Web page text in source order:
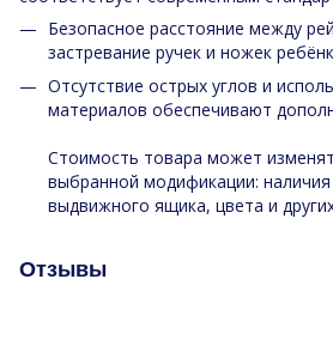
Безопасное расстояние между
застревание ручек и ножек
Отсутствие острых углов и
материалов обеспечивают
Стоимость товара может
выбранной модификации:
выдвижного ящика, цвета и
Отзывы